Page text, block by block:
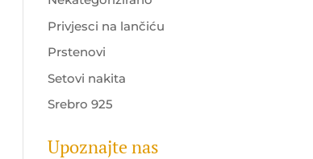
Privjesci na lančiću
Prstenovi
Setovi nakita
Srebro 925
Upoznajte nas